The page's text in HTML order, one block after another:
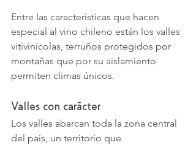
Entre las características que hacen
especial al vino chileno están los valles
vitivinícolas, terruños protegidos por
montañas que por su aislamiento
permiten climas únicos.
Valles con carácter
Los valles abarcan toda la zona central
del país, un territorio que